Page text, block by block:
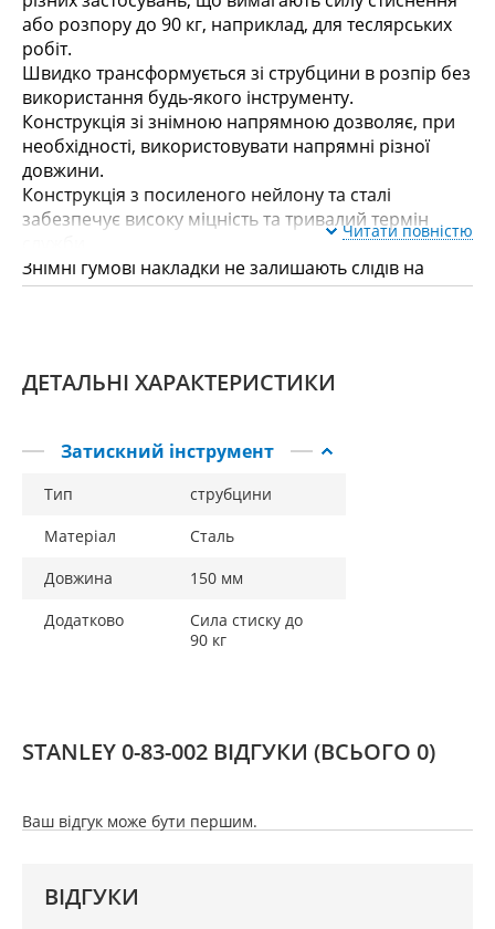
або розпору до 90 кг, наприклад, для теслярських
робіт.
Швидко трансформується зі струбцини в розпір без
використання будь-якого інструменту.
Конструкція зі знімною напрямною дозволяє, при
необхідності, використовувати напрямні різної
довжини.
Конструкція з посиленого нейлону та сталі
забезпечує високу міцність та тривалий термін
Знімні гумові накладки не залишають слідів на
поверхні затиснутих предметів.
Читати повністю
ДЕТАЛЬНІ ХАРАКТЕРИСТИКИ
Затискний інструмент
Тип
струбцини
Матеріал
Сталь
Довжина
150 мм
Додатково
Сила стиску до
90 кг
STANLEY 0-83-002 ВІДГУКИ (ВСЬОГО 0)
Ваш відгук може бути першим.
ВІДГУКИ